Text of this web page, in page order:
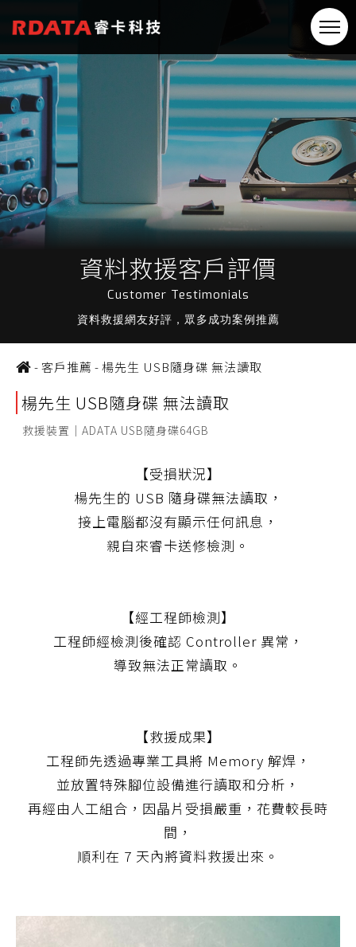
資料救援客戶評價
Customer Testimonials
資料救援網友好評，眾多成功案例推薦
-客戶推薦 -楊先生 USB隨身碟 無法讀取
楊先生 USB隨身碟 無法讀取
救援裝置｜ADATA USB隨身碟64GB
【受損狀況】
楊先生的 USB 隨身碟無法讀取，
接上電腦都沒有顯示任何訊息，
親自來睿卡送修檢測。
【經工程師檢測】
工程師經檢測後確認 Controller 異常，
導致無法正常讀取。
【救援成果】
工程師先透過專業工具將 Memory 解焊，
並放置特殊腳位設備進行讀取和分析，
再經由人工組合，因晶片受損嚴重，花費較長時
間，
順利在 7 天內將資料救援出來。